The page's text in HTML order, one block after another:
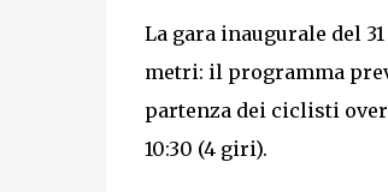
La gara inaugurale del
metri: il programma
partenza dei ciclisti
10:30 (4 giri).